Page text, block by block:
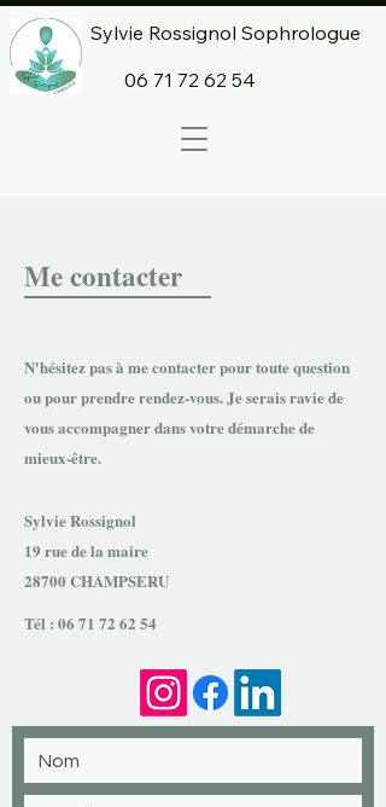
Sylvie Rossignol Sophrologue
06 71 72 62 54
Me contacter
N'hésitez pas à me contacter pour toute question
ou pour prendre rendez-vous. Je serais ravie de
vous accompagner dans votre démarche de
mieux-être.
Sylvie Rossignol
19 rue de la maire
28700 CHAMPSERU
Tél : 06 71 72 62 54